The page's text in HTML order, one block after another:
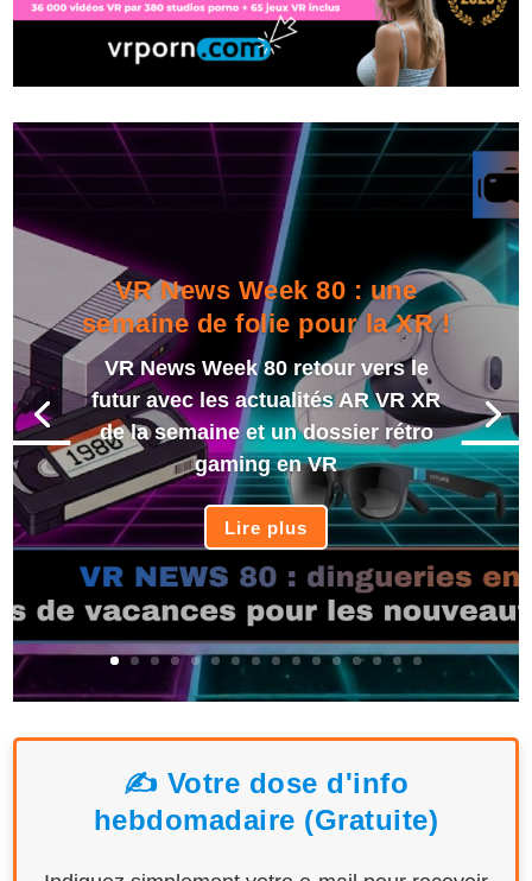
VR News Week 80 : une
semaine de folie pour la XR !
VR News Week 80 retour vers le
futur avec les actualités AR VR XR
de la semaine et un dossier rétro
gaming en VR
Lire plus
✍️ Votre dose d'info
hebdomadaire (Gratuite)